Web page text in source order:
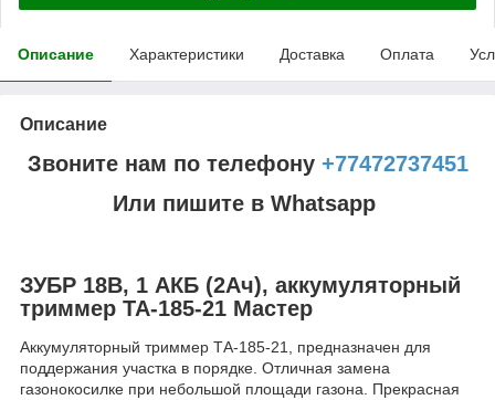
Описание Характеристики Доставка Оплата
Описание
Звоните нам по телефону +77472737451
Или пишите в Whatsapp
ЗУБР 18В, 1 АКБ (2Ач), аккумуляторный
триммер ТА-185-21 Мастер
Аккумуляторный триммер ТА-185-21, предназначен для
поддержания участка в порядке. Отличная замена
газонокосилке при небольшой площади газона. Прекрасная